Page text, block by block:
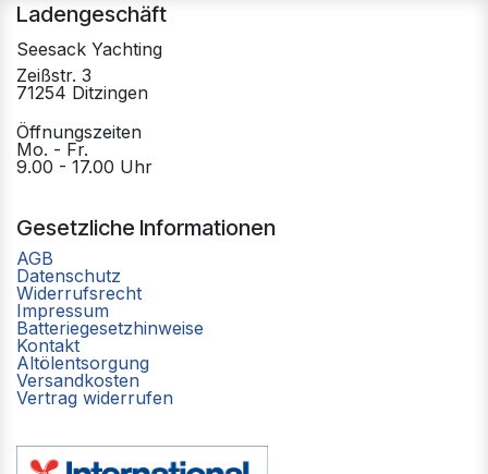
Ladengeschäft
Seesack Yachting
Zeißstr. 3
71254 Ditzingen
Öffnungszeiten
Mo. - Fr.
9.00 - 17.00 Uhr
Gesetzliche Informationen
AGB
Datenschutz
Widerrufsrecht
Impressum
Batteriegesetzhinweise
Kontakt
Altölentsorgung
Versandkosten
Vertrag widerrufen